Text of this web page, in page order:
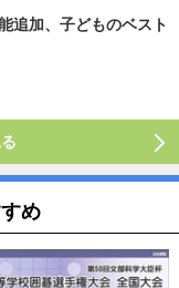
追加、子どものベスト
め